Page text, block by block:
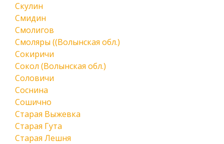
Скулин
Смидин
Смолигов
Смоляры ((Волынская обл.)
Сокиричи
Сокол (Волынская обл.)
Соловичи
Соснина
Сошично
Старая Выжевка
Старая Гута
Старая Лешня